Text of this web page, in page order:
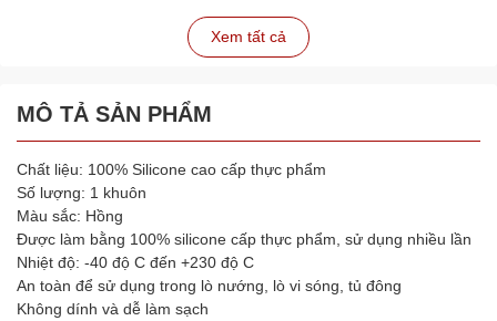
Xem tất cả
MÔ TẢ SẢN PHẨM
Chất liệu: 100% Silicone cao cấp thực phẩm
Số lượng: 1 khuôn
Màu sắc: Hồng
Được làm bằng 100% silicone cấp thực phẩm, sử dụng nhiều lần
Nhiệt độ: -40 độ C đến +230 độ C
An toàn để sử dụng trong lò nướng, lò vi sóng, tủ đông
Không dính và dễ làm sạch